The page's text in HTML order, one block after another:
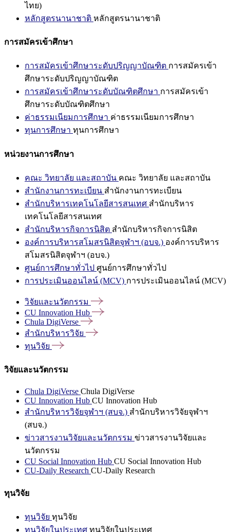
ไทย)
หลักสูตรนานาชาติ หลักสูตรนานาชาติ
การสมัครเข้าศึกษา
การสมัครเข้าศึกษาระดับปริญญาบัณฑิต การสมัครเข้า
ศึกษาระดับปริญญาบัณฑิต
การสมัครเข้าศึกษาระดับบัณฑิตศึกษา การสมัครเข้า
ศึกษาระดับบัณฑิตศึกษา
ค่าธรรมเนียมการศึกษา ค่าธรรมเนียมการศึกษา
ทุนการศึกษา ทุนการศึกษา
หน่วยงานการศึกษา
คณะ วิทยาลัย และสถาบัน คณะ วิทยาลัย และสถาบัน
สำนักงานการทะเบียน สำนักงานการทะเบียน
สำนักบริหารเทคโนโลยีสารสนเทศ สำนักบริหาร
เทคโนโลยีสารสนเทศ
สำนักบริหารกิจการนิสิต สำนักบริหารกิจการนิสิต
องค์การบริหารสโมสรนิสิตจุฬาฯ (อบจ.) องค์การบริหาร
สโมสรนิสิตจุฬาฯ (อบจ.)
ศูนย์การศึกษาทั่วไป ศูนย์การศึกษาทั่วไป
การประเมินออนไลน์ (MCV) การประเมินออนไลน์ (MCV)
วิจัยและนวัตกรรม
CU Innovation Hub
Chula DigiVerse
สำนักบริหารวิจัย
ทุนวิจัย
วิจัยและนวัตกรรม
Chula DigiVerse Chula DigiVerse
CU Innovation Hub CU Innovation Hub
สำนักบริหารวิจัยจุฬาฯ (สบจ.) สำนักบริหารวิจัยจุฬาฯ
(สบจ.)
ข่าวสารงานวิจัยและนวัตกรรม ข่าวสารงานวิจัยและ
นวัตกรรม
CU Social Innovation Hub CU Social Innovation Hub
CU-Daily Research CU-Daily Research
ทุนวิจัย
ทุนวิจัย ทุนวิจัย
ทุนวิจัยในประเทศ ทุนวิจัยในประเทศ